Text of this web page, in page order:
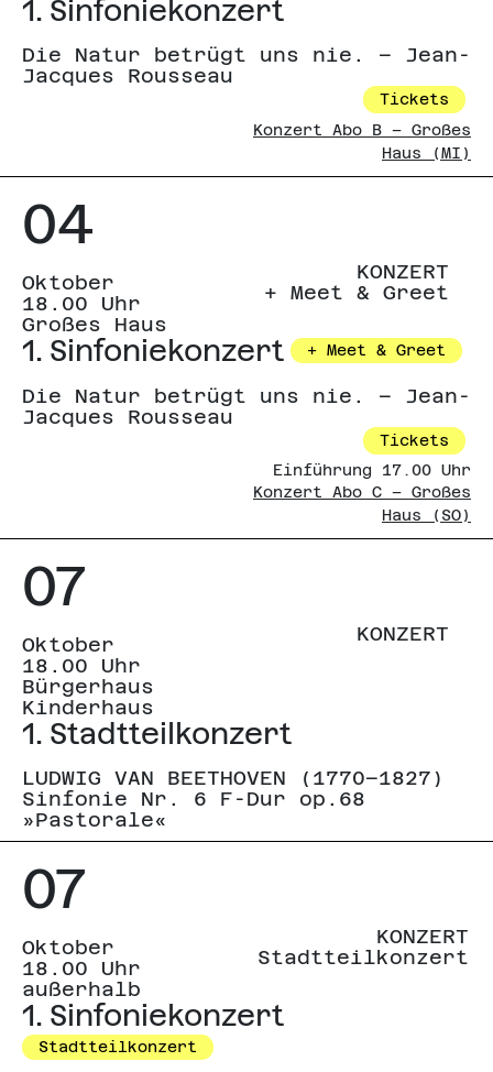
1. Sinfoniekonzert
Die Natur betrügt uns nie. – Jean-
Jacques Rousseau
Tickets
Konzert Abo B – Großes
Haus (MI)
04
Oktober
18.00 Uhr
Großes Haus
1. Sinfoniekonzert + Meet & Greet
Die Natur betrügt uns nie. – Jean-
Jacques Rousseau
KONZERT
+ Meet & Greet
Tickets
Einführung 17.00 Uhr
Konzert Abo C – Großes
Haus (SO)
07
Oktober
18.00 Uhr
Bürgerhaus
Kinderhaus
1. Stadtteilkonzert
LUDWIG VAN BEETHOVEN (1770–1827)
Sinfonie Nr. 6 F-Dur op.68
»Pastorale«
KONZERT
07
Oktober
18.00 Uhr
außerhalb
1. Sinfoniekonzert
Stadtteilkonzert
KONZERT
Stadtteilkonzert